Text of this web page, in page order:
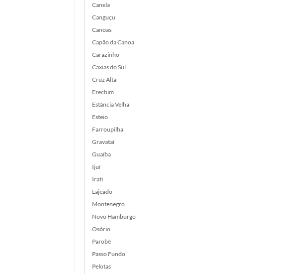
Canela
Canguçu
Canoas
Capão da Canoa
Carazinho
Caxias do Sul
Cruz Alta
Erechim
Estância Velha
Esteio
Farroupilha
Gravataí
Guaíba
Ijuí
Irati
Lajeado
Montenegro
Novo Hamburgo
Osório
Parobé
Passo Fundo
Pelotas